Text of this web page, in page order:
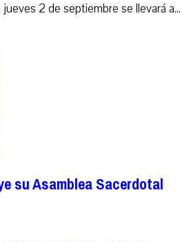
2 de septiembre se llevará a...
su Asamblea Sacerdotal